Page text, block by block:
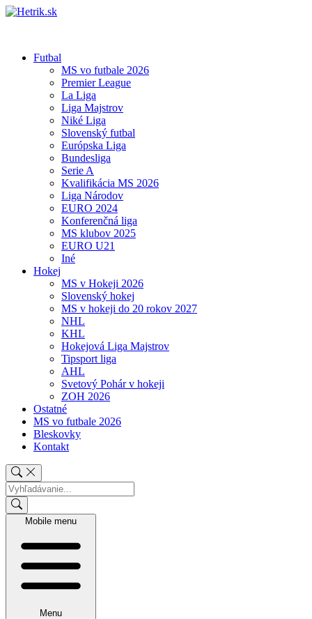
Futbal
MS vo futbale 2026
Premier League
La Liga
Liga Majstrov
Niké Liga
Slovenský futbal
Európska Liga
Bundesliga
Serie A
Kvalifikácia MS 2026
Liga Národov
EURO 2024
Konferenčná liga
MS klubov 2025
EURO U21
Iné
Hokej
MS v Hokeji 2026
Slovenský hokej
MS v hokeji do 20 rokov 2027
NHL
KHL
Hokejová Liga Majstrov
Tipsport liga
AHL
Svetový Pohár v hokeji
ZOH 2026
Ostatné
MS vo futbale 2026
Bleskovky
Kontakt
Mobile menu
Menu